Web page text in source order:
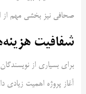
صحافی نیز بخشی مهم از
شفافیت
برای بسیاری از
آغاز پروژه اهمیت زیادی